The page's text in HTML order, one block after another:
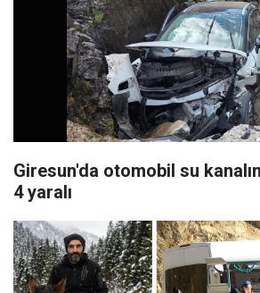
Giresun'da otomobil su
4 yaralı